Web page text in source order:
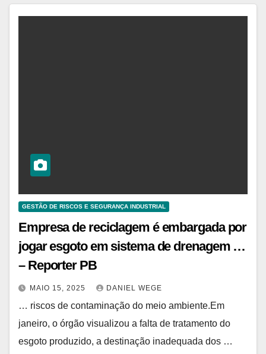
GESTÃO DE RISCOS E SEGURANÇA INDUSTRIAL
Empresa de reciclagem é embargada por
jogar esgoto em sistema de drenagem …
– Reporter PB
MAIO 15, 2025 DANIEL WEGE
… riscos de contaminação do meio ambiente.Em
janeiro, o órgão visualizou a falta de tratamento do
esgoto produzido, a destinação inadequada dos …